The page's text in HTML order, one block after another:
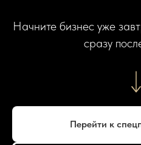
Начните бизнес уже
сразу
Перейти к